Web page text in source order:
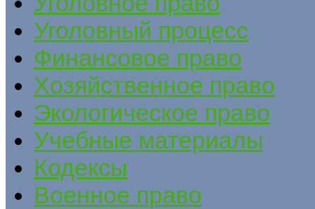
Уголовный процесс
Финансовое право
Хозяйственное право
Экологическое право
Учебные материалы
Кодексы
Военное право